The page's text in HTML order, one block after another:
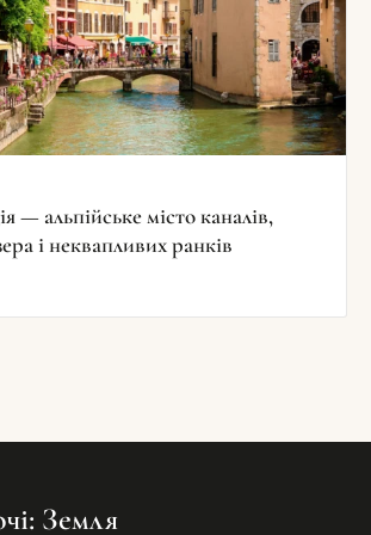
— альпійське місто каналів,
і неквапливих ранків
Земля